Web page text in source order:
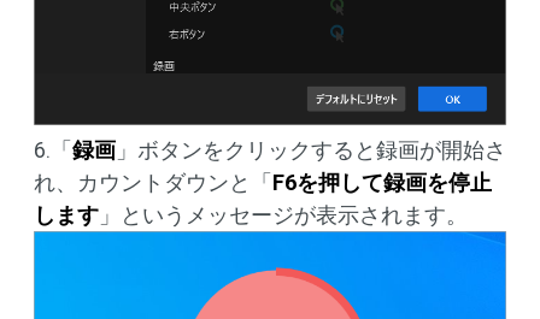
6.「 録画 」ボタンをクリックすると録画が開始さ
れ、カウントダウンと「 F6を押して録画を停止
します 」というメッセージが表示されます。